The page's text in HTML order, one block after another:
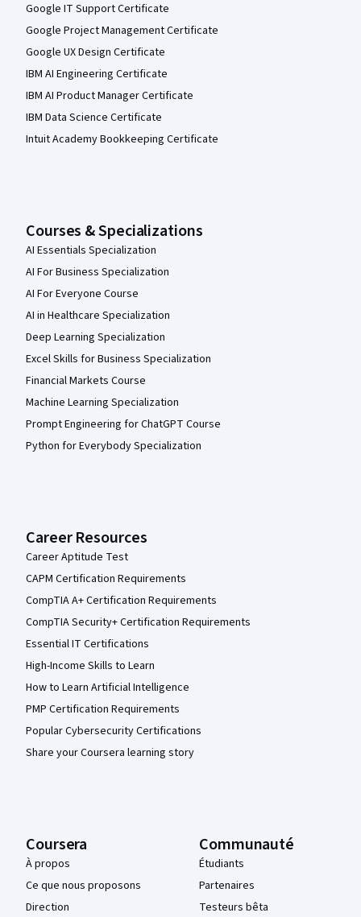
Google IT Support Certificate
Google Project Management Certificate
Google UX Design Certificate
IBM AI Engineering Certificate
IBM AI Product Manager Certificate
IBM Data Science Certificate
Intuit Academy Bookkeeping Certificate
Courses & Specializations
AI Essentials Specialization
AI For Business Specialization
AI For Everyone Course
AI in Healthcare Specialization
Deep Learning Specialization
Excel Skills for Business Specialization
Financial Markets Course
Machine Learning Specialization
Prompt Engineering for ChatGPT Course
Python for Everybody Specialization
Career Resources
Career Aptitude Test
CAPM Certification Requirements
CompTIA A+ Certification Requirements
CompTIA Security+ Certification Requirements
Essential IT Certifications
High-Income Skills to Learn
How to Learn Artificial Intelligence
PMP Certification Requirements
Popular Cybersecurity Certifications
Share your Coursera learning story
Coursera
À propos
Ce que nous proposons
Direction
Communauté
Étudiants
Partenaires
Testeurs bêta